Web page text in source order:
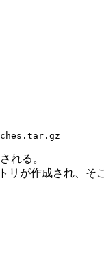
れる。
リが作成され、そ